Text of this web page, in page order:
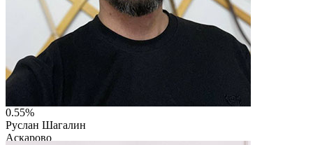
0.55%
Руслан Шагалин
Аскарово